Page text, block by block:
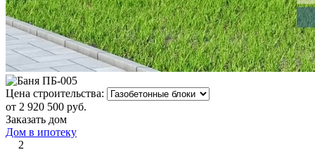
Цена строительства:
от 2 920 500 руб.
Заказать дом
Дом в ипотеку
2